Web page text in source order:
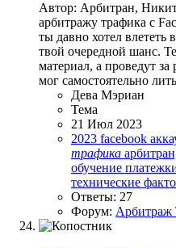
Автор: Арбитран,
арбитражу трафика с
ты давно хотел влететь
твой очередной шанс.
материал, а проведут
мог самостоятельно
Дева Мэриан
Тема
21 Июл 2023
2023 facebook
трафика
обучение
технические
Ответы: 27
Форум: Арбитраж